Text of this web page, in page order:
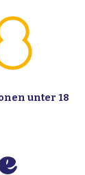
unter 18